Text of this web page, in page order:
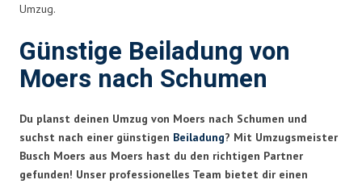
Umzug.
Günstige Beiladung von
Moers nach Schumen
Du planst deinen Umzug von Moers nach Schumen und
suchst nach einer günstigen Beiladung? Mit Umzugsmeister
Busch Moers aus Moers hast du den richtigen Partner
gefunden! Unser professionelles Team bietet dir einen